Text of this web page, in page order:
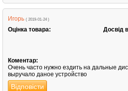
Игорь ( 2019-01-24 )
Оцінка товара: Досвід
Коментар:
Очень часто нужно ездить на дальные
выручало даное устройство
Відповісти